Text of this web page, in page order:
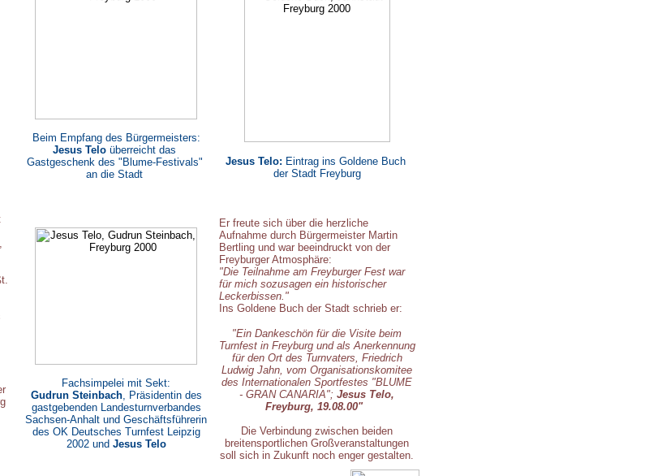
Beim Empfang des Bürgermeisters:
Jesus Telo überreicht das
Gastgeschenk des "Blume-Festivals"
an die Stadt
Jesus Telo: Eintrag ins Goldene Buch
der Stadt Freyburg
Fachsimpelei mit Sekt:
Gudrun Steinbach, Präsidentin des
gastgebenden Landesturnverbandes
Sachsen-Anhalt und Geschäftsführerin
des OK Deutsches Turnfest Leipzig
2002 und Jesus Telo
Er freute sich über die herzliche
Aufnahme durch Bürgermeister Martin
Bertling und war beeindruckt von der
Freyburger Atmosphäre:
"Die Teilnahme am Freyburger Fest war
für mich sozusagen ein historischer
Leckerbissen."
Ins Goldene Buch der Stadt schrieb er:
"Ein Dankeschön für die Visite beim
Turnfest in Freyburg und als Anerkennung
für den Ort des Turnvaters, Friedrich
Ludwig Jahn, vom Organisationskomitee
des Internationalen Sportfestes "BLUME
- GRAN CANARIA"; Jesus Telo,
Freyburg, 19.08.00"
Die Verbindung zwischen beiden
breitensportlichen Großveranstaltungen
soll sich in Zukunft noch enger gestalten.